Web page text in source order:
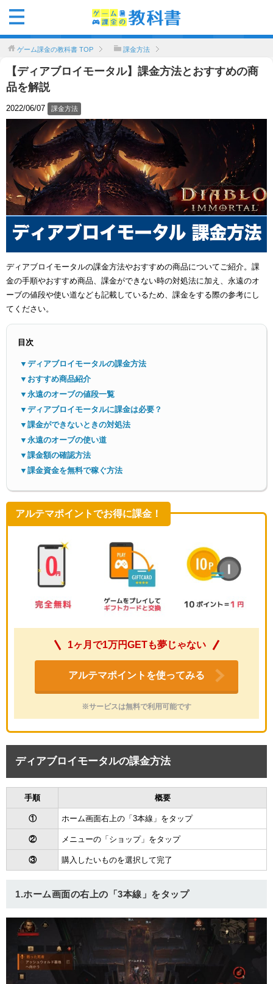
ゲーム課金の教科書 TOP 課金方法
【ディアブロイモータル】課金方法とおすすめの商
品を解説
2022/06/07 課金方法
ディアブロイモータルの課金方法やおすすめの商品についてご紹介。課
金の手順やおすすめ商品、課金ができない時の対処法に加え、永遠のオ
ーブの値段や使い道なども記載しているため、課金をする際の参考にし
てください。
目次
▼ディアブロイモータルの課金方法
▼おすすめ商品紹介
▼永遠のオーブの値段一覧
▼ディアブロイモータルに課金は必要？
▼課金ができないときの対処法
▼永遠のオーブの使い道
▼課金額の確認方法
▼課金資金を無料で稼ぐ方法
アルテマポイントでお得に課金！
1ヶ月で1万円GETも夢じゃない
アルテマポイントを使ってみる
※サービスは無料で利用可能です
ディアブロイモータルの課金方法
手順 概要
① ホーム画面右上の「3本線」をタップ
② メニューの「ショップ」をタップ
③ 購入したいものを選択して完了
1.ホーム画面の右上の「3本線」をタップ